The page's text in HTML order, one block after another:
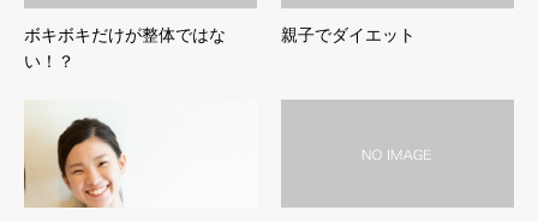
ボキボキだけが整体ではな
い！？
親子でダイエット